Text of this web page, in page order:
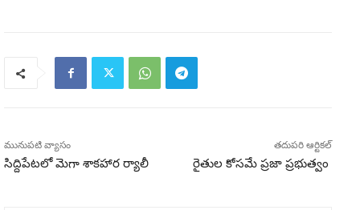
మునుపటి వ్యాసం
సిద్దిపేటలో మెగా శాకహార ర్యాలీ
తదుపరి ఆర్టికల్
రైతుల కోసమే ప్రజా ప్రభుత్వం